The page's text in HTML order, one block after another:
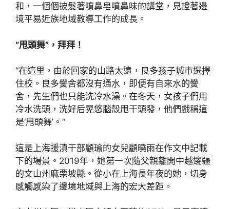
和，一個個披髮著噴鼻皂噴鼻味的講堂，見證著邊
境平易近族地域教導工作的成長。
“甩頭舞”，拜拜！
“在這里，由於回家的山路太遠，良多孩子城市選擇
住校。良多黌舍都沒有通水，即便有自來水的黌
舍，先生們也只能洗冷水澡。在冬天，女孩子們用
冷水洗頭，洗好后晃悠腦殼甩干頭發，他們戲稱這
是‘甩頭舞’。”
這是上海援滇干部顧瑜的女兒顧曉雨在作文中記載
下的場景。2019年，她第一次隨父親離開中越邊疆
的文山州麻栗坡縣。從小在上海長年夜的她，切身
感觸感染了邊境地域與上海的宏大差距。